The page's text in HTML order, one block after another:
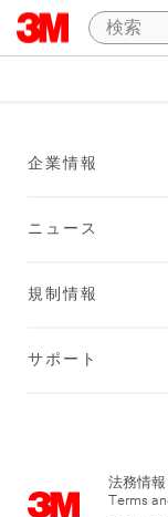
企業情報
ニュース
規制情報
サポート
法務情報
Terms